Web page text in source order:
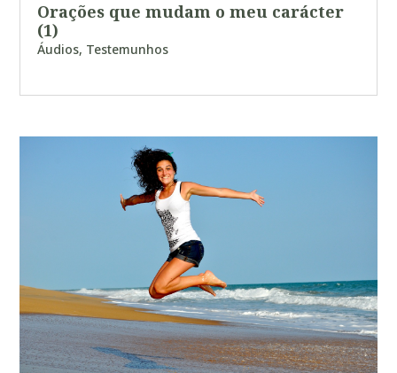
Orações que mudam o meu carácter
(1)
Áudios, Testemunhos